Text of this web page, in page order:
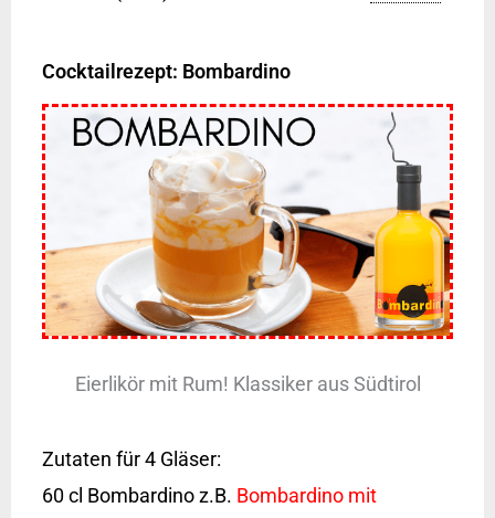
Cocktailrezept: Bombardino
Eierlikör mit Rum! Klassiker aus Südtirol
Zutaten für 4 Gläser:
60 cl Bombardino z.B. Bombardino mit